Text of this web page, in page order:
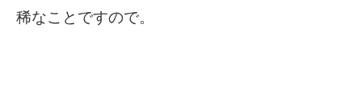
稀なことですので。